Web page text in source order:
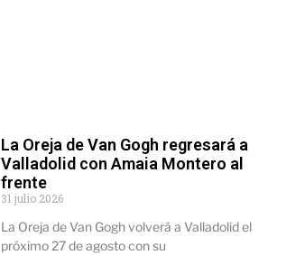
La Oreja de Van Gogh regresará a
Valladolid con Amaia Montero al
frente
31 julio 2026
La Oreja de Van Gogh volverá a Valladolid el
próximo 27 de agosto con su